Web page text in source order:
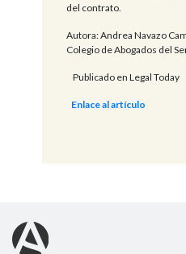
del contrato.
Autora: Andrea Navazo
Colegio de Abogados del
Publicado en Legal Today
Enlace al artículo